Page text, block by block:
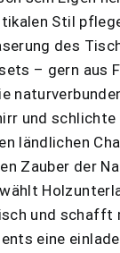
Stil
des
– gern aus
und schlichte
ländlichen
Zauber der
und schafft
eine